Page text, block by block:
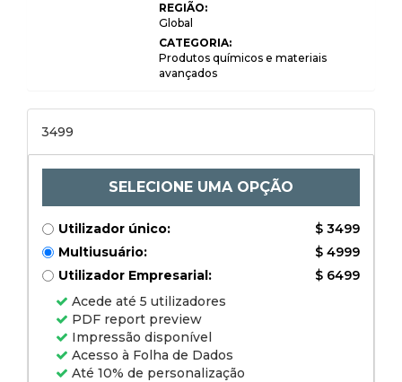
regional, 2024-2031
REGIÃO:
Global
CATEGORIA:
Produtos químicos e materiais
avançados
3499
SELECIONE UMA OPÇÃO
Utilizador único:
$ 3499
Multiusuário:
$ 4999
Utilizador Empresarial:
$ 6499
Acede até 5 utilizadores
PDF report preview
Impressão disponível
Acesso à Folha de Dados
Até 10% de personalização